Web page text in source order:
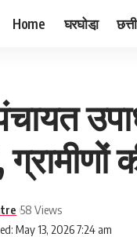
Home घरघोडा़
May 13, 2026 7:24 am
58 Views